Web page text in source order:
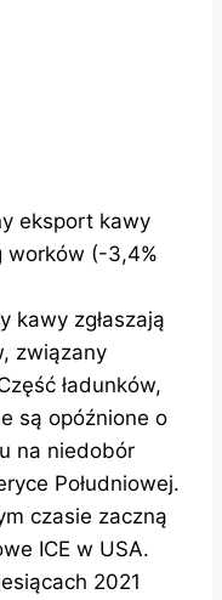
eksport kawy
worków (-3,4%
kawy zgłaszają
związany
ładunków,
są opóźnione o
na niedobór
Południowej.
czasie zaczną
ICE w USA.
2021